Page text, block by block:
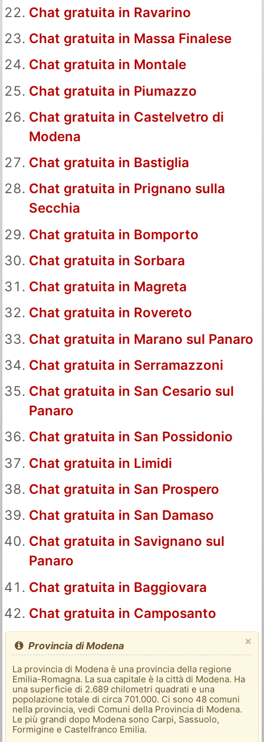
Chat gratuita in Ravarino
Chat gratuita in Massa Finalese
Chat gratuita in Montale
Chat gratuita in Piumazzo
Chat gratuita in Castelvetro di
Modena
Chat gratuita in Bastiglia
Chat gratuita in Prignano sulla
Secchia
Chat gratuita in Bomporto
Chat gratuita in Sorbara
Chat gratuita in Magreta
Chat gratuita in Rovereto
Chat gratuita in Marano sul Panaro
Chat gratuita in Serramazzoni
Chat gratuita in San Cesario sul
Panaro
Chat gratuita in San Possidonio
Chat gratuita in Limidi
Chat gratuita in San Prospero
Chat gratuita in San Damaso
Chat gratuita in Savignano sul
Panaro
Chat gratuita in Baggiovara
Chat gratuita in Camposanto
×
Provincia di Modena
La provincia di Modena è una provincia della regione
Emilia-Romagna. La sua capitale è la città di Modena. Ha
una superficie di 2.689 chilometri quadrati e una
popolazione totale di circa 701.000. Ci sono 48 comuni
nella provincia, vedi Comuni della Provincia di Modena.
Le più grandi dopo Modena sono Carpi, Sassuolo,
Formigine e Castelfranco Emilia.